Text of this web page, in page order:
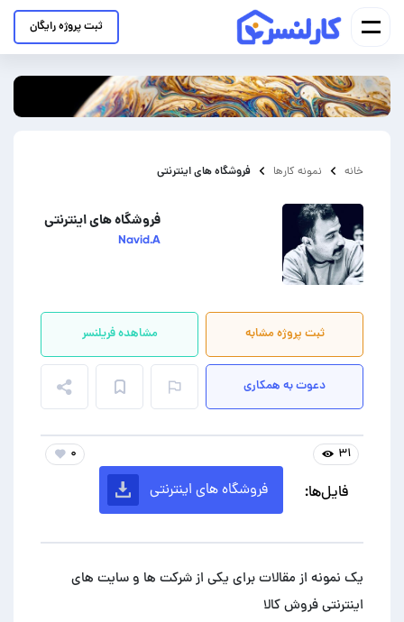
ثبت پروژه رایگان
خانه نمونه کارها فروشگاه های اینترنتی
فروشگاه های اینترنتی
Navid.A
ثبت پروژه مشابه
دعوت به همکاری
مشاهده فریلنسر
۳۱ ۰
فایل‌ها: فروشگاه های اینترنتی
یک نمونه از مقالات برای یکی از شرکت ها و سایت های
اینترنتی فروش کالا